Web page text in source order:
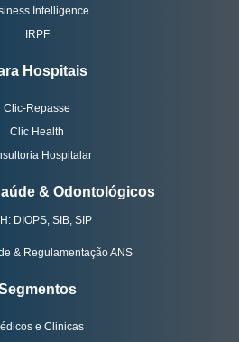
Intelligence
IRPF
Hospitais
Clic-Repasse
Clic Health
Hospitalar
& Odontológicos
DIOPS, SIB, SIP
& Regulamentação ANS
e Clinicas